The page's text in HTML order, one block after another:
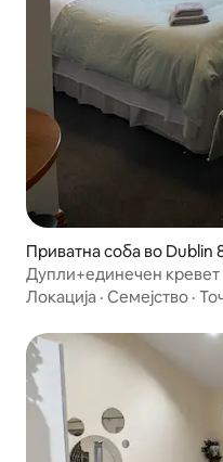
Приватна соба во Dublin
Дупли+единечен кревет
гостинска куќа
Локација · Семејство ·